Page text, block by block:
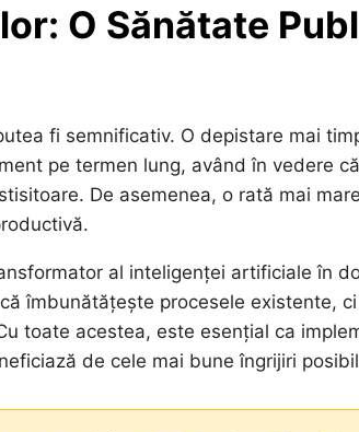
O Sănătate
fi semnificativ. O depistare mai
pe termen lung, având în vedere
De asemenea, o rată mai
al inteligenței artificiale în
îmbunătățește procesele existente,
toate acestea, este esențial ca
de cele mai bune îngrijiri